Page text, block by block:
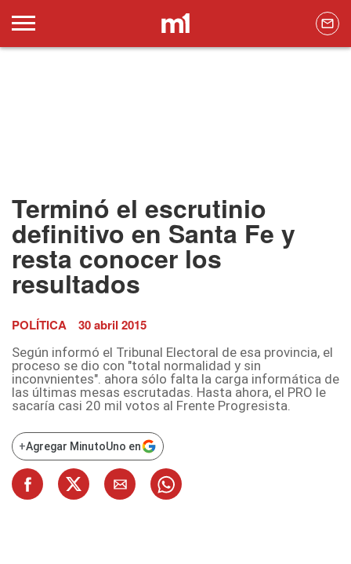
Terminó el escrutinio
definitivo en Santa Fe y
resta conocer los
resultados
POLÍTICA 30 abril 2015
Según informó el Tribunal Electoral de esa provincia, el
proceso se dio con "total normalidad y sin
inconvnientes". ahora sólo falta la carga informática de
las últimas mesas escrutadas. Hasta ahora, el PRO le
sacaría casi 20 mil votos al Frente Progresista.
+Agregar MinutoUno en